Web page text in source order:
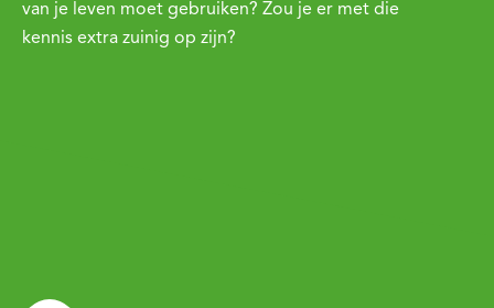
van je leven moet gebruiken? Zou je er met die
kennis extra zuinig op zijn?